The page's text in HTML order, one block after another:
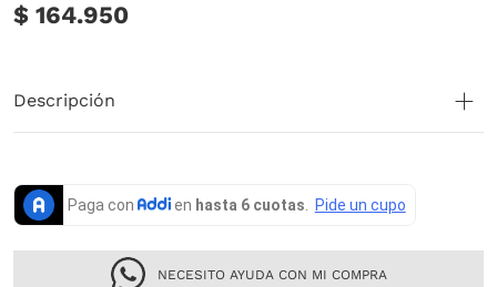
$ 164.950
Descripción
NECESITO AYUDA CON MI COMPRA